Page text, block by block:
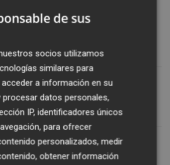
los reyes y las
del país y el cuerpo
LEÓN XIV
de sus
socios utilizamos
similares para
acceder a información en su
procesar datos personales,
IP, identificadores únicos
para ofrecer
personalizados, medir
obtener información